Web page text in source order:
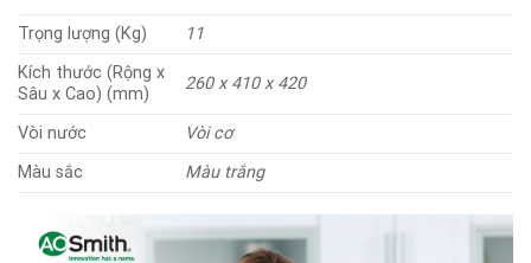
Trọng lượng (Kg)
11
Kích thước (Rộng x
Sâu x Cao) (mm)
260 x 410 x 420
Vòi nước
Vòi cơ
Màu sắc
Màu trắng